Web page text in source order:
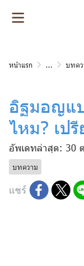
หน้าแรก ... บทค
อิฐมอญแ
ไหม? เป
อัพเดทล่าสุด: 30
บทความ
แชร์